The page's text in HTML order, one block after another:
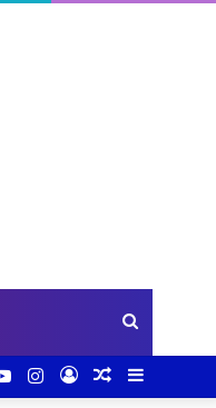
for
Random
Log
Instagram
YouTube